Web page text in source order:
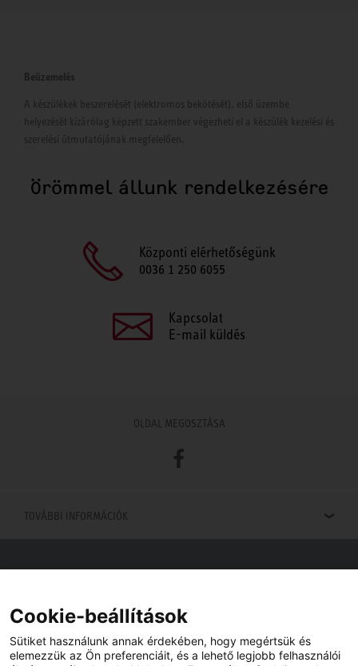
Beüzemelés
A készülékek beszerelését (elektromos bekötését), első üzembe
helyezését kizárólag képzett szakember végezheti el a készülék kezelési és
szerelési útmutatójának megfelelően.
Örömmel állunk rendelkezésére
Központi elérhetőségünk
0036 1 250 6055
Kapcsolat
E-mail küldés
OLDAL MEGOSZTÁSA
Facebook
TOVÁBBI INFORMÁCIÓK
Viszonteladót keres az Ön közelében? Nem probléma.
Cookie-beállítások
Sütiket használunk annak érdekében, hogy megértsük és
elemezzük az Ön preferenciáit, és a lehető legjobb felhasználói